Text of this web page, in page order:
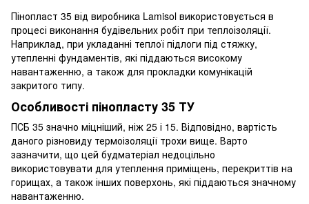
Пінопласт 35 від виробника Lamisol використовується в
процесі виконання будівельних робіт при теплоізоляції.
Наприклад, при укладанні теплої підлоги під стяжку,
утепленні фундаментів, які піддаються високому
навантаженню, а також для прокладки комунікацій
закритого типу.
Особливості пінопласту 35 ТУ
ПСБ 35 значно міцніший, ніж 25 і 15. Відповідно, вартість
даного різновиду термоізоляції трохи вище. Варто
зазначити, що цей будматеріал недоцільно
використовувати для утеплення приміщень, перекриттів на
горищах, а також інших поверхонь, які піддаються значному
навантаженню.